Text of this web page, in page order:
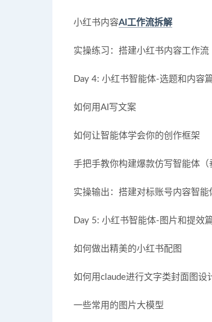
小红书内容AI工作流拆解
实操练习：搭建小红书内容工作流
Day 4: 小红书智能体-选题和内容
如何用AI写文案
如何让智能体学会你的创作框架
手把手教你构建爆款仿写智能体（
实操输出：搭建对标账号内容智能
Day 5: 小红书智能体-图片和提效
如何做出精美的小红书配图
如何用claude进行文字类封面图设
一些常用的图片大模型